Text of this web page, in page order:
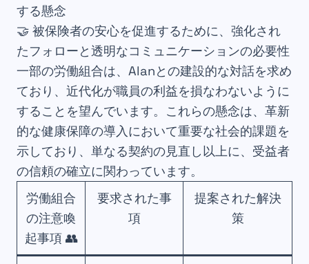
する懸念
🤝 被保険者の安心を促進するために、強化され
たフォローと透明なコミュニケーションの必要性
一部の労働組合は、Alanとの建設的な対話を求め
ており、近代化が職員の利益を損なわないように
することを望んでいます。これらの懸念は、革新
的な健康保障の導入において重要な社会的課題を
示しており、単なる契約の見直し以上に、受益者
の信頼の確立に関わっています。
労働組合
の注意喚
起事項 👥
要求された事
項
提案された解決
策